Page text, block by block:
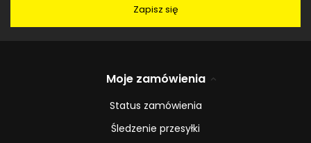
Zapisz się
Moje zamówienia
Status zamówienia
Śledzenie przesyłki